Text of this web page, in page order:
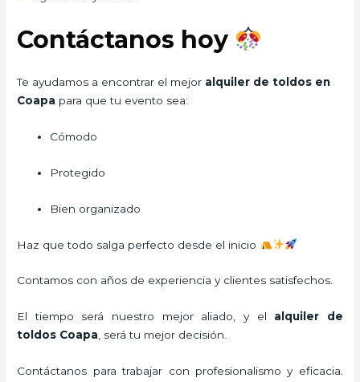
Contáctanos hoy
Te ayudamos a encontrar el mejor alquiler de toldos en
Coapa para que tu evento sea:
Cómodo
Protegido
Bien organizado
Haz que todo salga perfecto desde el inicio
Contamos con años de experiencia y clientes satisfechos.
El tiempo será nuestro mejor aliado, y el alquiler de
toldos Coapa, será tu mejor decisión.
Contáctanos para trabajar con profesionalismo y eficacia.